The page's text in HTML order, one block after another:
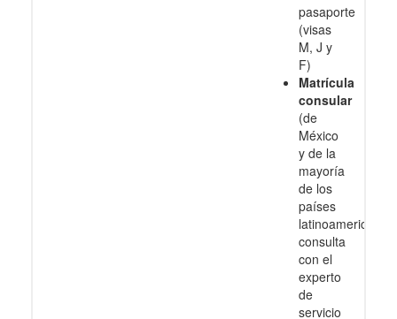
pasaporte
(visas
M, J y
F)
Matrícula
consular
(de
México
y de la
mayoría
de los
países
latinoamericanos,
consulta
con el
experto
de
servicio